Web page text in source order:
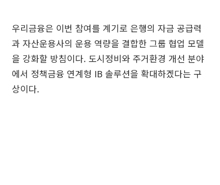
우리금융은 이번 참여를 계기로 은행의 자금 공급력
과 자산운용사의 운용 역량을 결합한 그룹 협업 모델
을 강화할 방침이다. 도시정비와 주거환경 개선 분야
에서 정책금융 연계형 IB 솔루션을 확대하겠다는 구
상이다.